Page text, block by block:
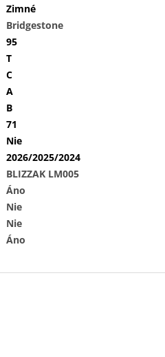
Zimné
Bridgestone
95
T
C
A
B
71
Nie
2026/2025/2024
BLIZZAK LM005
Áno
Nie
Nie
Áno